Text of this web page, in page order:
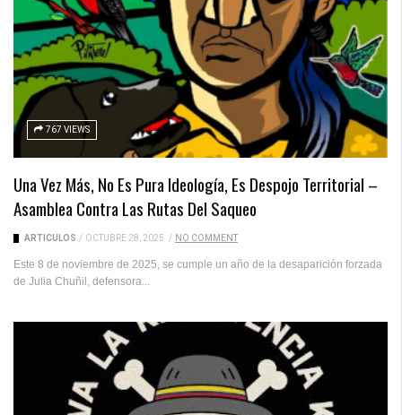
767 VIEWS
Una Vez Más, No Es Pura Ideología, Es Despojo Territorial –
Asamblea Contra Las Rutas Del Saqueo
ARTICULOS / OCTUBRE 28, 2025 / NO COMMENT
Este 8 de noviembre de 2025, se cumple un año de la desaparición forzada
de Julia Chuñil, defensora...